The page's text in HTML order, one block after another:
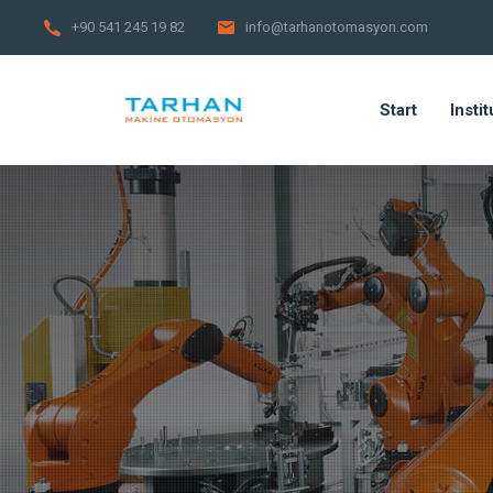
+90 541 245 19 82 info@tarhanotomasyon.com
Start